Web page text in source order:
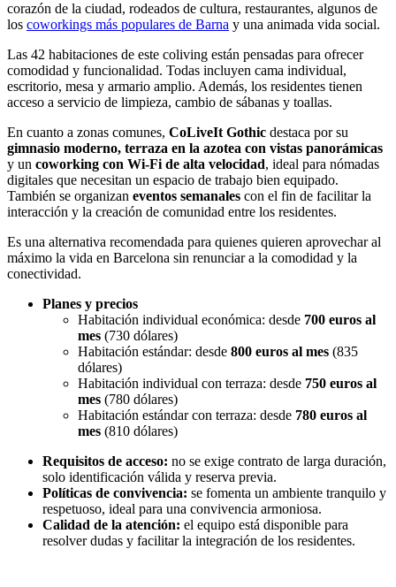
corazón de la ciudad, rodeados de cultura, restaurantes, algunos de
los coworkings más populares de Barna y una animada vida social.
Las 42 habitaciones de este coliving están pensadas para ofrecer
comodidad y funcionalidad. Todas incluyen cama individual,
escritorio, mesa y armario amplio. Además, los residentes tienen
acceso a servicio de limpieza, cambio de sábanas y toallas.
En cuanto a zonas comunes, CoLiveIt Gothic destaca por su
gimnasio moderno, terraza en la azotea con vistas panorámicas
y un coworking con Wi-Fi de alta velocidad, ideal para nómadas
digitales que necesitan un espacio de trabajo bien equipado.
También se organizan eventos semanales con el fin de facilitar la
interacción y la creación de comunidad entre los residentes.
Es una alternativa recomendada para quienes quieren aprovechar al
máximo la vida en Barcelona sin renunciar a la comodidad y la
conectividad.
Planes y precios
Habitación individual económica: desde 700 euros al
mes (730 dólares)
Habitación estándar: desde 800 euros al mes (835
dólares)
Habitación individual con terraza: desde 750 euros al
mes (780 dólares)
Habitación estándar con terraza: desde 780 euros al
mes (810 dólares)
Requisitos de acceso: no se exige contrato de larga duración,
solo identificación válida y reserva previa.
Políticas de convivencia: se fomenta un ambiente tranquilo y
respetuoso, ideal para una convivencia armoniosa.
Calidad de la atención: el equipo está disponible para
resolver dudas y facilitar la integración de los residentes.